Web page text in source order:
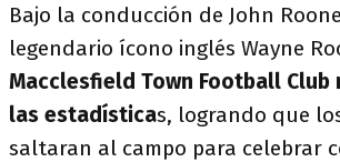
Bajo la conducción de John
legendario ícono inglés Wayne
Macclesfield Town Football Club
las estadísticas, logrando que
saltaran al campo para celebrar